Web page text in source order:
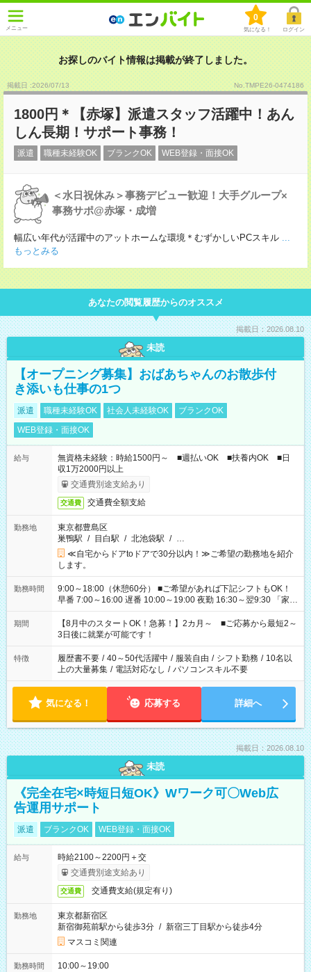
メニュー
0
気になる！ ログイン
お探しのバイト情報は掲載が終了しました。
掲載日 :2026/07/13 No.TMPE26-0474186
1800円＊【赤塚】派遣スタッフ活躍中！あん
しん長期！サポート事務！
派遣 職種未経験OK ブランクOK WEB登録・面接OK
＜水日祝休み＞事務デビュー歓迎！大手グループ×
事務サポ@赤塚・成増
幅広い年代が活躍中のアットホームな環境＊むずかしいPCスキル ...
もっとみる
あなたの閲覧履歴からのオススメ
掲載日：2026.08.10
未読
【オープニング募集】おばあちゃんのお散歩付
き添いも仕事の1つ
派遣 職種未経験OK 社会人未経験OK
ブランクOK
WEB登録・面接OK
給与
無資格未経験：時給1500円～ ■週払いOK ■扶養内OK ■日
収1万2000円以上
交通費別途支給あり
交通費 交通費全額支給
勤務地
東京都豊島区
巣鴨駅 / 目白駅 / 北池袋駅 / …
≪自宅からドアtoドアで30分以内！≫ご希望の勤務地を紹介
します。
勤務時間
9:00～18:00（休憩60分） ■ご希望があれば下記シフトもOK！
早番 7:00～16:00 遅番 10:00～19:00 夜勤 16:30～翌9:30 「家族
と休みを合わせたい」 「余裕を持って夕飯の準備がしたい」
「できれば残業はしたくない」 など、ご希望を教えてください
ね。 ※Wワーク希望の方へ 今ご覧のお仕事で希望する勤務時間
と、もう1つのお仕事の勤務時間。 合計で週40時間を超える場
合は応募できません。
期間
【8月中のスタートOK！急募！】2カ月～ ■ご応募から最短2～
3日後に就業が可能です！
特徴 履歴書不要 / 40～50代活躍中 / 服装自由 / シフト勤務 / 10名以
上の大量募集 / 電話対応なし / パソコンスキル不要
気になる！ 応募する 詳細へ
掲載日：2026.08.10
未読
《完全在宅×時短日短OK》Wワーク可〇Web広
告運用サポート
派遣 ブランクOK WEB登録・面接OK
給与
時給2100～2200円＋交
交通費別途支給あり
交通費 交通費支給(規定有り)
勤務地
東京都新宿区
新宿御苑前駅から徒歩3分 / 新宿三丁目駅から徒歩4分
マスコミ関連
勤務時間 10:00～19:00